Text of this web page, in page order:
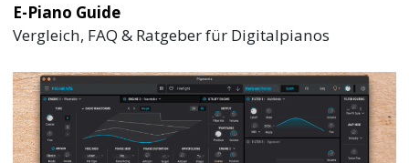
E-Piano Guide
Vergleich, FAQ & Ratgeber für Digitalpianos